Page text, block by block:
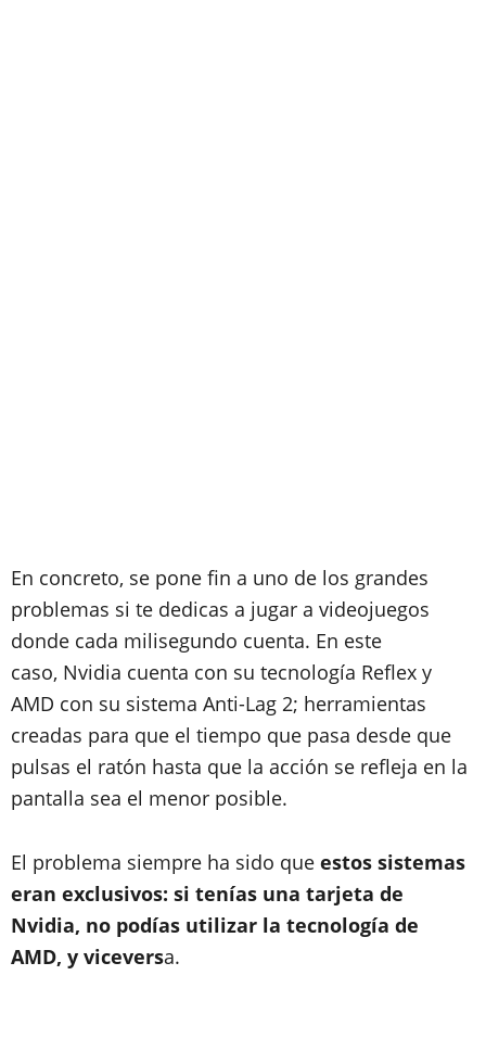
En concreto, se pone fin a uno de los grandes
problemas si te dedicas a jugar a videojuegos
donde cada milisegundo cuenta. En este
caso, Nvidia cuenta con su tecnología Reflex y
AMD con su sistema Anti-Lag 2; herramientas
creadas para que el tiempo que pasa desde que
pulsas el ratón hasta que la acción se refleja en la
pantalla sea el menor posible.
El problema siempre ha sido que estos sistemas
eran exclusivos: si tenías una tarjeta de
Nvidia, no podías utilizar la tecnología de
AMD, y viceversa.